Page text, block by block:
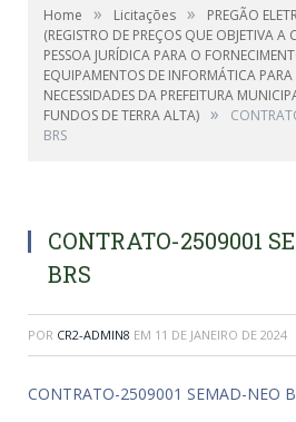
Home » Licitações »
PREGÃO
(REGISTRO DE PREÇOS QUE OBJETIVA
PESSOA JURÍDICA PARA O
EQUIPAMENTOS DE INFORMÁTICA PARA
NECESSIDADES DA PREFEITURA
FUNDOS DE TERRA ALTA) »
BRS
CONTRATO-2509001
BRS
POR CR2-ADMIN8 EM 11 DE JANEIRO DE 2024
CONTRATO-2509001 SEMAD-NEO